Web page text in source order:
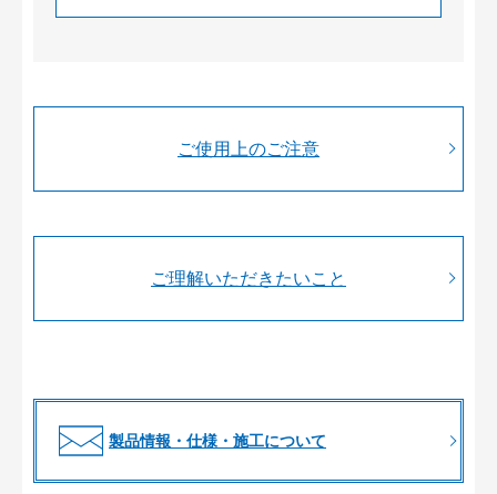
ご使用上のご注意
ご理解いただきたいこと
製品情報・仕様・施工について